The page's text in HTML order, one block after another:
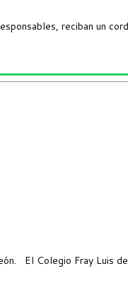
reciban un
El Colegio Fray Luis